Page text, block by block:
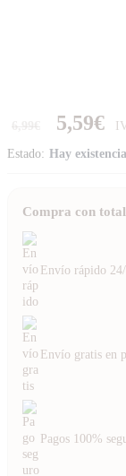
6,99€ 5,59€
Estado: Hay
Compra con
Envío rápido
Envío gratis en
Pagos 100%